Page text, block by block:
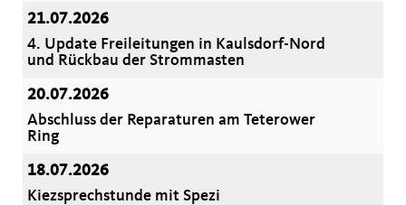
21.07.2026
4. Update Freileitungen in Kaulsdorf-Nord
und Rückbau der Strommasten
20.07.2026
Abschluss der Reparaturen am Teterower
Ring
18.07.2026
Kiezsprechstunde mit Spezi